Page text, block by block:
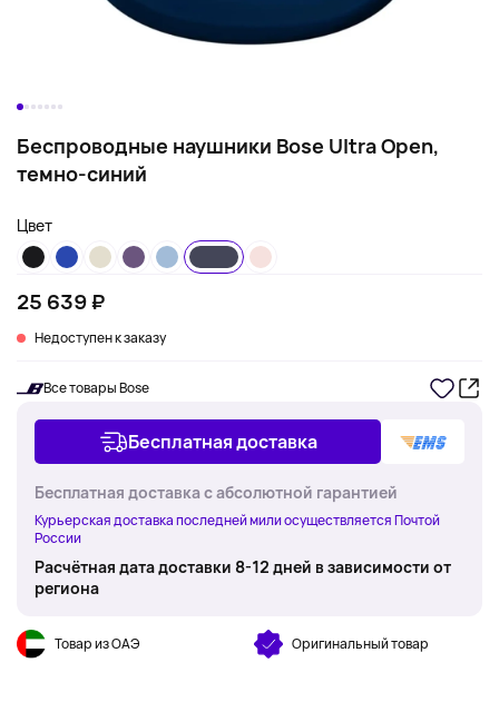
Беспроводные наушники Bose Ultra Open,
темно-синий
Цвет
25 639 ₽
Недоступен к заказу
Все товары Bose
Бесплатная доставка
Бесплатная доставка с абсолютной гарантией
Курьерская доставка последней мили осуществляется Почтой
России
Расчётная дата доставки 8-12 дней в зависимости от
региона
Товар из ОАЭ Оригинальный товар